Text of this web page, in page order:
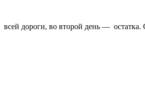
всей дороги, во второй день — остатка.